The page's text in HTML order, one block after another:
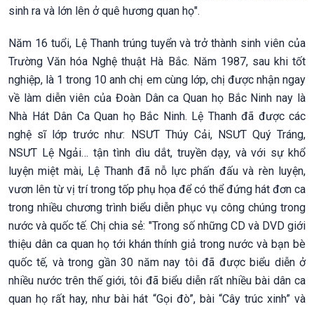
sinh ra và lớn lên ở quê hương quan họ".
Năm 16 tuổi, Lệ Thanh trúng tuyển và trở thành sinh viên của
Trường Văn hóa Nghệ thuật Hà Bắc. Năm 1987, sau khi tốt
nghiệp, là 1 trong 10 anh chị em cùng lớp, chị được nhận ngay
về làm diễn viên của Đoàn Dân ca Quan họ Bắc Ninh nay là
Nhà Hát Dân Ca Quan họ Bắc Ninh. Lệ Thanh đã được các
nghệ sĩ lớp trước như: NSƯT Thúy Cải, NSƯT Quý Tráng,
NSƯT Lệ Ngải… tận tình dìu dắt, truyền dạy, và với sự khổ
luyện miệt mài, Lệ Thanh đã nỗ lực phấn đấu và rèn luyện,
vươn lên từ vị trí trong tốp phụ họa để có thể đứng hát đơn ca
trong nhiều chương trình biểu diễn phục vụ công chúng trong
nước và quốc tế. Chị chia sẻ: "Trong số những CD và DVD giới
thiệu dân ca quan họ tới khán thính giả trong nước và bạn bè
quốc tế, và trong gần 30 năm nay tôi đã được biểu diễn ở
nhiều nước trên thế giới, tôi đã biểu diễn rất nhiều bài dân ca
quan họ rất hay, như bài hát “Gọi đò”, bài “Cây trúc xinh” và